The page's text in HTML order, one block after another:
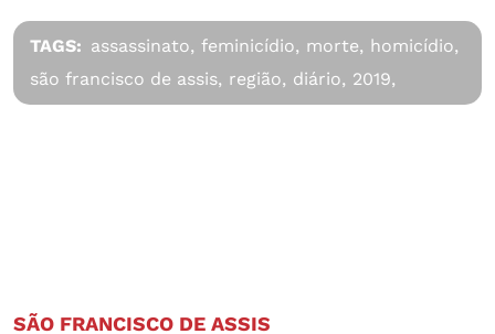
TAGS: assassinato, feminicídio, morte, homicídio,
são francisco de assis, região, diário, 2019,
SÃO FRANCISCO DE ASSIS